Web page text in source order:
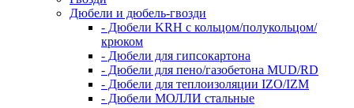
Дюбели и дюбель-гвозди
- Дюбели KRH с кольцом/полукольцом/
крюком
- Дюбели для гипсокартона
- Дюбели для пено/газобетона MUD/RD
- Дюбели для теплоизоляции IZO/IZM
- Дюбели МОЛЛИ стальные